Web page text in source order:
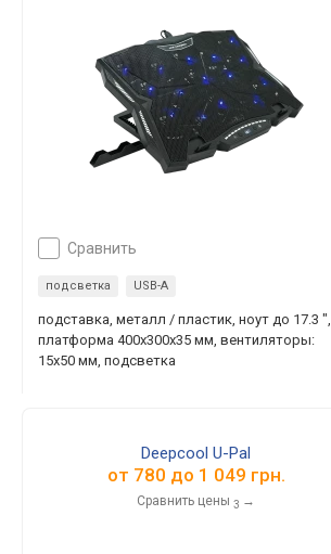
сравнить
подсветка USB-A
подставка, металл / пластик, ноут до 17.3 ",
платформа 400х300х35 мм, вентиляторы:
15x50 мм, подсветка
Deepcool U-Pal
от 780 до 1 049 грн.
Сравнить цены 3 →